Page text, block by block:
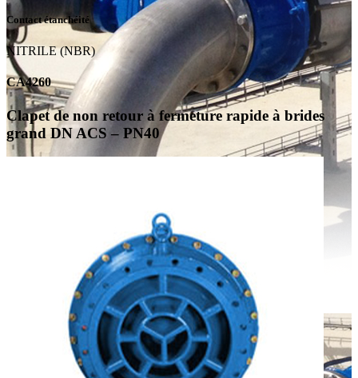
Contact étanchéité
NITRILE (NBR)
CA4260
Clapet de non retour à fermeture rapide à brides
grand DN ACS – PN40